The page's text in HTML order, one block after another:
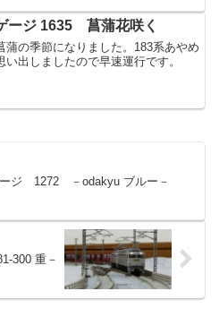
ージ 1635 菖蒲花咲く
蒲の季節になりました。183系あやめ
い出しましたので早速運行です。
ージ 1272 －odakyu ブルー－
300 重－